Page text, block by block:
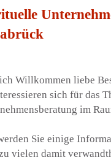
Willkommen liebe
sich für das
im
Sie einige
vielen damit